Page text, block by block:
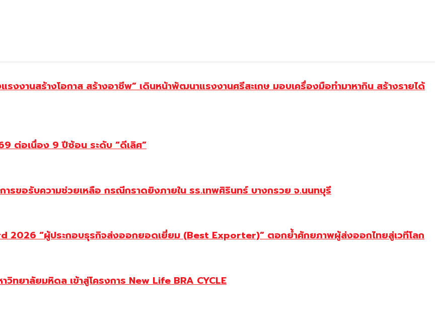
งงานสร้างโอกาส สร้างอาชีพ” เดินหน้าพัฒนาแรงงานศรีสะเกษ มอบเครื่องมือทำมาหากิน สร้างรายได้
ต่อเนื่อง 9 ปีซ้อน ระดับ “ดีเลิศ”
รขอรับความช่วยเหลือ กรณีกราดยิงภายใน รร.เทพศิรินทร์ บางกรวย จ.นนทบุรี
2026 “ผู้ประกอบธุรกิจส่งออกยอดเยี่ยม (Best Exporter)” ตอกย้ำศักยภาพผู้ส่งออกไทยสู่เวทีโลก
ทยาลัยมหิดล เข้าสู่โครงการ New Life BRA CYCLE